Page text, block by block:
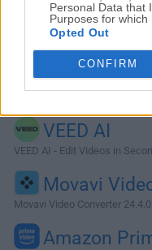
Personal Data that
Purposes for which
Opted Out
CONFIRM
Alternativas y Software
VEED AI
VEED AI - Edit Videos in
Movavi
Movavi Video Converter 24.4.0
Amazon